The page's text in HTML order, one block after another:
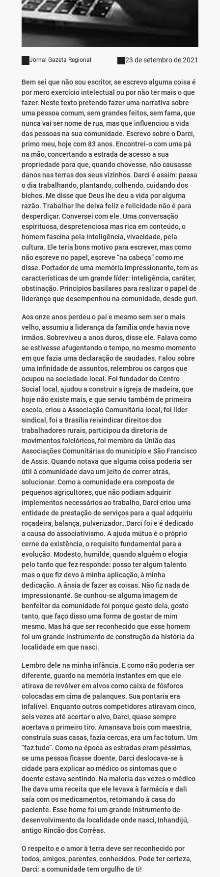
Jornal Gazeta Regional 23 de setembro de 2021
Bem sei que não sou escritor, se escrevo alguma coisa é
por mero exercício intelectual ou por não ter mais o que
fazer. Neste texto pretendo fazer uma narrativa sobre
uma pessoa comum, sem grandes feitos, sem fama, que
nunca vai ser nome de rua, mas que influenciou a vida
das pessoas na sua comunidade. Escrevo sobre o Darci,
primo meu, hoje com 83 anos. Encontrei-o com uma pá
na mão, concertando a estrada de acesso a sua
propriedade para que, quando chovesse, não causasse
danos nas terras dos seus vizinhos. Darci é assim: passa
o dia trabalhando, plantando, colhendo, cuidando dos
bichos. Me disse que Deus lhe deu a vida por alguma
razão. Trabalhar lhe deixa feliz e felicidade não é para
desperdiçar. Conversei com ele. Uma conversação
espirituosa, despretenciosa mas rica em conteúdo, o
homem fascina pela inteligência, vivacidade, pela
cultura. Ele teria bons motivo para escrever, mas como
não escreve no papel, escreve “na cabeça” como me
disse. Portador de uma memória impressionante, tem as
características de um grande líder: inteligência, caráter,
obstinação. Princípios basilares para realizar o papel de
liderança que desempenhou na comunidade, desde guri.
Aos onze anos perdeu o pai e mesmo sem ser o mais
velho, assumiu a liderança da família onde havia nove
irmãos. Sobreviveu a anos duros, disse ele. Falava como
se estivesse afugentando o tempo, no mesmo momento
em que fazia uma declaração de saudades. Falou sobre
uma infinidade de assuntos, relembrou os cargos que
ocupou na sociedade local. Foi fundador do Centro
Social local, ajudou a construir a igreja de madeira, que
hoje não existe mais, e que serviu também de primeira
escola, criou a Associação Comunitária local, foi líder
sindical, foi a Brasília reivindicar direitos dos
trabalhadores rurais, participou da diretoria de
movimentos folclóricos, foi membro da União das
Associações Comunitárias do município e São Francisco
de Assis. Quando notava que alguma coisa poderia ser
útil à comunidade dava um jeito de correr atrás,
solucionar. Como a comunidade era composta de
pequenos agricultores, que não podiam adquirir
implementos necessários ao trabalho, Darci criou uma
entidade de prestação de serviços para a qual adquiriu
roçadeira, balança, pulverizador…Darci foi e é dedicado
a causa do associativismo. A ajuda mútua é o próprio
cerne da existência, o requisito fundamental para a
evolução. Modesto, humilde, quando alguém o elogia
pelo tanto que fez responde: posso ter algum talento
mas o que fiz devo à minha aplicação, à minha
dedicação. A ânsia de fazer as coisas. Não fiz nada de
impressionante. Se cunhou-se alguma imagem de
benfeitor da comunidade foi porque gosto dela, gosto
tanto, que faço disso uma forma de gostar de mim
mesmo. Mas há que ser reconhecido que esse homem
foi um grande instrumento de construção da história da
localidade em que nasci.
Lembro dele na minha infância. E como não poderia ser
diferente, guardo na memória instantes em que ele
atirava de revólver em alvos como caixa de fósforos
colocadas em cima de palanques. Sua pontaria era
infalível. Enquanto outros competidores atiravam cinco,
seis vezes até acertar o alvo, Darci, quase sempre
acertava o primeiro tiro. Amansava bois com maestria,
construía suas casas, fazia cercas, era um fac totum. Um
“faz tudo”. Como na época as estradas eram péssimas,
se uma pessoa ficasse doente, Darci deslocava-se à
cidade para explicar ao médico os sintomas que o
doente estava sentindo. Na maioria das vezes o médico
lhe dava uma receita que ele levava à farmácia e dali
saía com os medicamentos, retornando à casa do
paciente. Esse home foi um grande instrumento de
desenvolvimento da localidade onde nasci, Inhandijú,
antigo Rincão dos Corrêas.
O respeito e o amor à terra deve ser reconhecido por
todos, amigos, parentes, conhecidos. Pode ter certeza,
Darci: a comunidade tem orgulho de ti!